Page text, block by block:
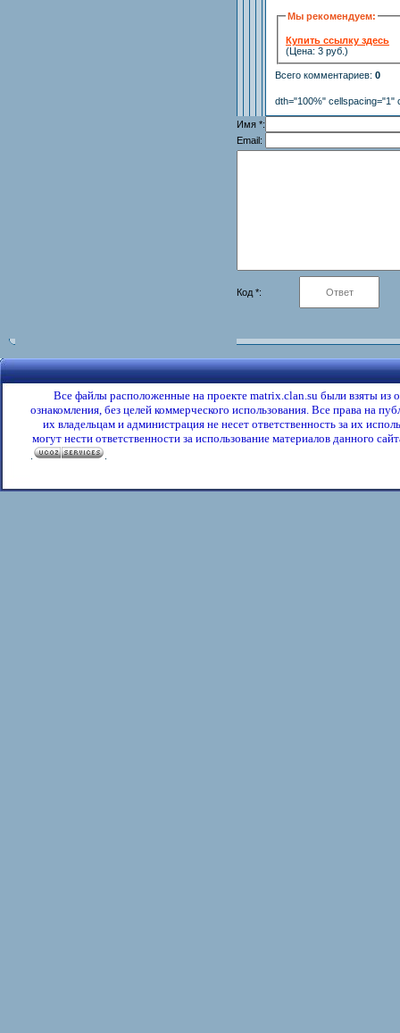
Мы рекомендуем:
Купить ссылку здесь
(Цена: 3 руб.)
Всего комментариев: 0
dth="100%" cellspacing="1"
Имя *:
Email:
Код *:
Все файлы расположенные на проекте matrix.clan.su были взяты из
ознакомления, без целей коммерческого использования. Все права на
их владельцам и администрация не несет ответственность за их
могут нести ответственности за использование материалов данного